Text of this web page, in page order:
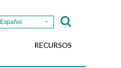
Español
RECURSOS